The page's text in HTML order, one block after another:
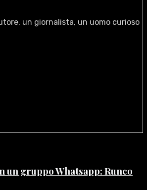
un giornalista, un uomo curioso
un gruppo Whatsapp: Runco